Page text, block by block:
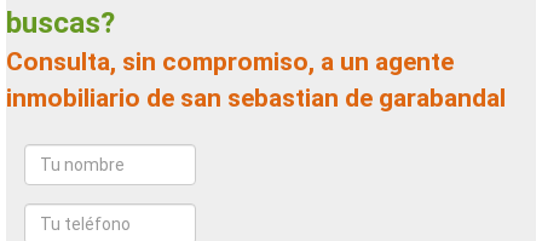
buscas?
Consulta, sin compromiso, a un agente
inmobiliario de san sebastian de garabandal